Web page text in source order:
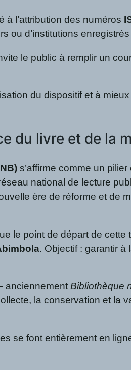
l’attribution des numéros
ou d’institutions
le public à remplir un
du dispositif et à
du livre et de la
s’affirme comme un
national de lecture
ère de réforme et de
le point de départ de
. Objectif : garantir
anciennementBibliothèque
la conservation et la
se font entièrement en